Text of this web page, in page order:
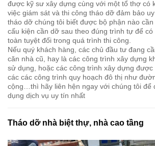
Dịch vụ đập phá, tháo dỡ nhà cũ tại quận
được kỹ sư xây dựng cùng với một tổ thợ có
việc giám sát và thi công tháo dỡ đảm bảo
tháo dỡ chúng tôi biết được bộ phận nào
cấu kiện cần dỡ sau theo đúng trình tự để có
toàn tuyệt đối trong quá trình thi công.
Nếu quý khách hàng, các chủ đầu tư đang
căn nhà cũ, hay là các công trình xây dựng
sử dụng, hoặc các công trình xây dựng được
các các công trình quy hoạch đô thị như
cộng…thì hãy liên hện ngay với chúng tôi để